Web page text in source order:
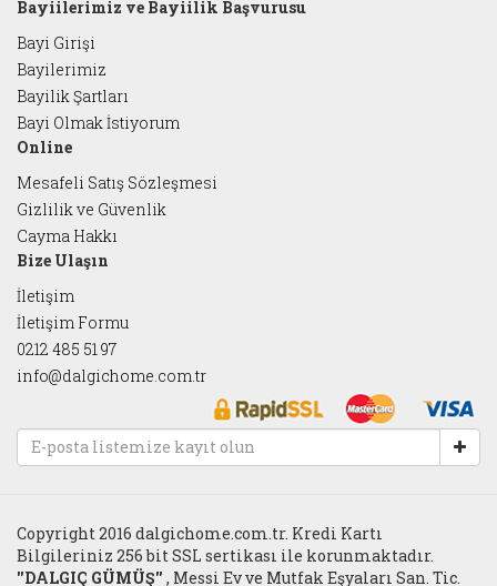
Bayiilerimiz ve Bayiilik Başvurusu
Bayi Girişi
Bayilerimiz
Bayilik Şartları
Bayi Olmak İstiyorum
Online
Mesafeli Satış Sözleşmesi
Gizlilik ve Güvenlik
Cayma Hakkı
Bize Ulaşın
İletişim
İletişim Formu
0212 485 51 97
info@dalgichome.com.tr
Copyright 2016 dalgichome.com.tr. Kredi Kartı
Bilgileriniz 256 bit SSL sertikası ile korunmaktadır.
''DALGIÇ GÜMÜŞ'' , Messi Ev ve Mutfak Eşyaları San. Tic.